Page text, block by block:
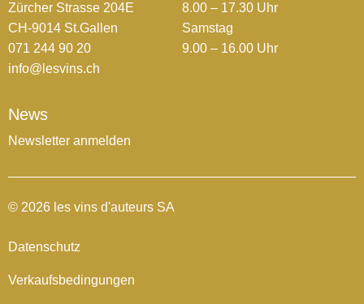
Zürcher Strasse 204E
CH-9014 St.Gallen
071 244 90 20
info@lesvins.ch
8.00 – 17.30 Uhr
Samstag
9.00 – 16.00 Uhr
News
Newsletter anmelden
© 2026 les vins d'auteurs SA
Datenschutz
Verkaufsbedingungen